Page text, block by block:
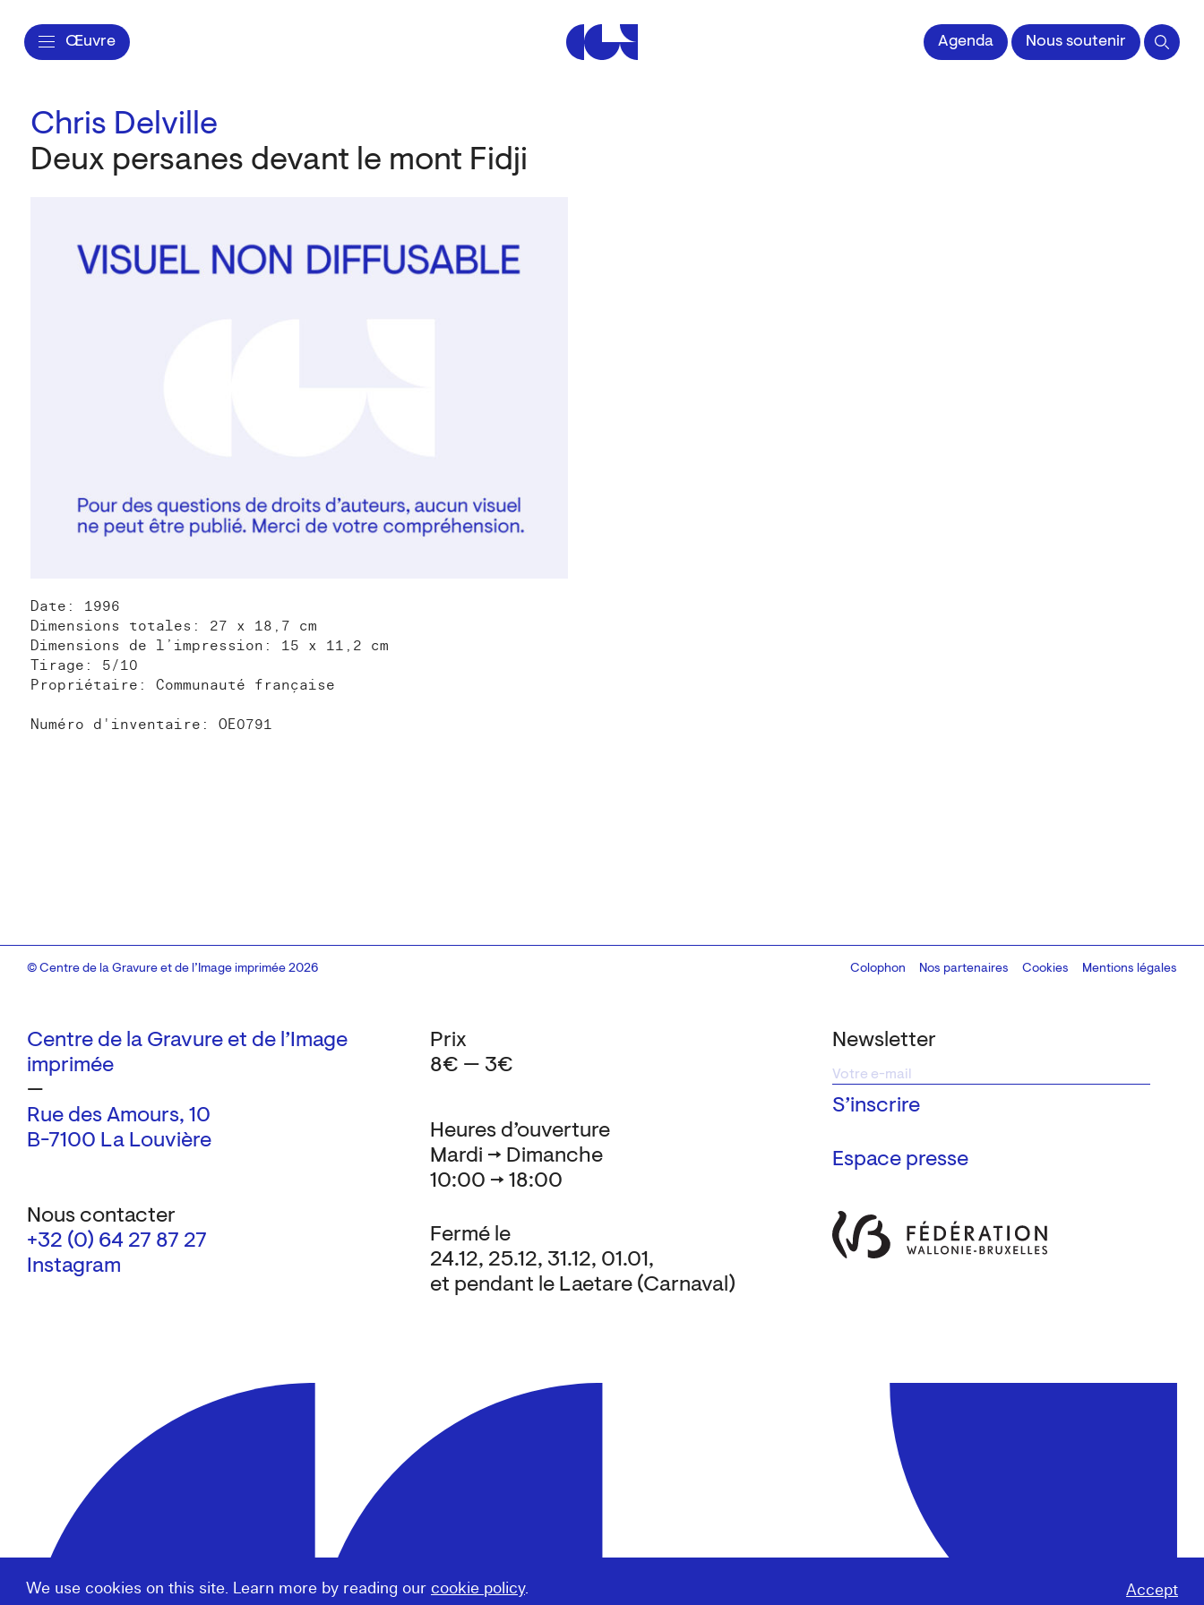
Œuvre Centre de la Gravure et de l'Image impriméeAgenda Nous soutenir
We use cookies on this site. Learn more by reading our cookie policy. Accept
Chris Delville
Deux persanes devant le mont Fidji
Date: 1996
Dimensions totales: 27 x 18,7 cm
Dimensions de l’impression: 15 x 11,2 cm
Tirage: 5/10
Propriétaire: Communauté française
Numéro d'inventaire: OE0791
Centre de la Gravure et de l’Image
imprimée
—
Rue des Amours, 10
B-7100 La Louvière
Nous contacter
+32 (0) 64 27 87 27
Instagram
Newsletter
Espace presse
Heures d’ouverture
Mardi → Dimanche
10:00 → 18:00
Fermé le
24.12, 25.12, 31.12, 01.01,
et pendant le Laetare (Carnaval)
Prix
8€ — 3€
© Centre de la Gravure et de l’Image imprimée 2026 Colophon
Design:Marcel Kaczmarek, code:8080.studio
Nos partenaires Cookies Mentions légales